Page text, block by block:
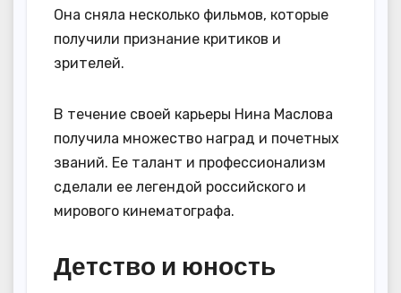
Она сняла несколько фильмов, которые
получили признание критиков и
зрителей.
В течение своей карьеры Нина Маслова
получила множество наград и почетных
званий. Ее талант и профессионализм
сделали ее легендой российского и
мирового кинематографа.
Детство и юность